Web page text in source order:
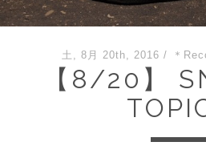
土, 8月 20th, 2016 / ＊
【8/20】